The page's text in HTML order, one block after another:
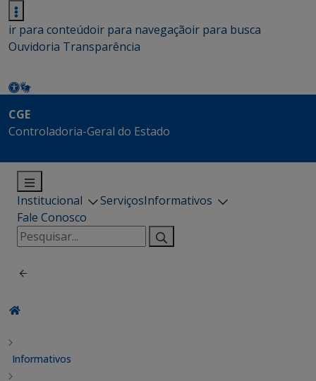
ir para conteúdoir para navegaçãoir para busca
Ouvidoria Transparência
CGE
Controladoria-Geral do Estado
Institucional ServiçosInformativos
Fale Conosco
Pesquisar
por:
Informativos